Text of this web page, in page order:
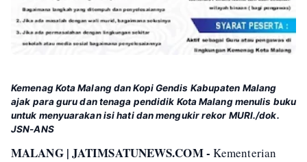
Kemenag Kota Malang dan Kopi Gendis Kabupaten Malang
ajak para guru dan tenaga pendidik Kota Malang menulis buku
untuk menyuarakan isi hati dan mengukir rekor MURI./dok.
JSN-ANS
MALANG | JATIMSATUNEWS.COM - Kementerian